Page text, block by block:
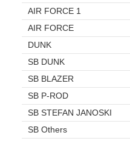
AIR FORCE 1
AIR FORCE
DUNK
SB DUNK
SB BLAZER
SB P-ROD
SB STEFAN JANOSKI
SB Others